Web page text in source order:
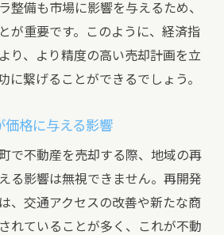
整備も市場に影響を与えるため、
が重要です。このように、経済指
り、より精度の高い売却計画を立
に繋げることができるでしょう。
価格に与える影響
で不動産を売却する際、地域の再
る影響は無視できません。再開発
、交通アクセスの改善や新たな商
れていることが多く、これが不動